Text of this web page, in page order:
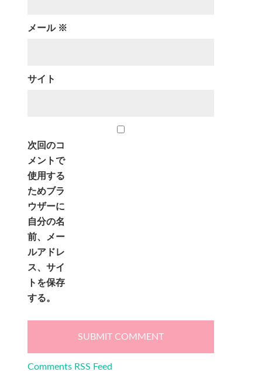
メール ※
サイト
次回のコ
メントで
使用する
ためブラ
ウザーに
自分の名
前、メー
ルアドレ
ス、サイ
トを保存
する。
Comments RSS Feed